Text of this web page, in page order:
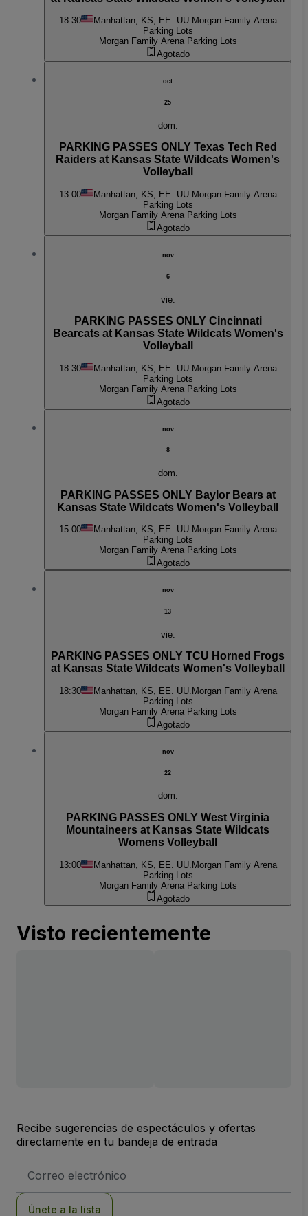
18:30 Manhattan, KS, EE. UU. Morgan Family Arena
Parking Lots
Morgan Family Arena Parking Lots
Agotado
oct
25
dom.
PARKING PASSES ONLY Texas Tech Red
Raiders at Kansas State Wildcats Women's
Volleyball
13:00 Manhattan, KS, EE. UU. Morgan Family Arena
Parking Lots
Morgan Family Arena Parking Lots
Agotado
nov
6
vie.
PARKING PASSES ONLY Cincinnati
Bearcats at Kansas State Wildcats Women's
Volleyball
18:30 Manhattan, KS, EE. UU. Morgan Family Arena
Parking Lots
Morgan Family Arena Parking Lots
Agotado
nov
8
dom.
PARKING PASSES ONLY Baylor Bears at
Kansas State Wildcats Women's Volleyball
15:00 Manhattan, KS, EE. UU. Morgan Family Arena
Parking Lots
Morgan Family Arena Parking Lots
Agotado
nov
13
vie.
PARKING PASSES ONLY TCU Horned Frogs
at Kansas State Wildcats Women's Volleyball
18:30 Manhattan, KS, EE. UU. Morgan Family Arena
Parking Lots
Morgan Family Arena Parking Lots
Agotado
nov
22
dom.
PARKING PASSES ONLY West Virginia
Mountaineers at Kansas State Wildcats
Womens Volleyball
13:00 Manhattan, KS, EE. UU. Morgan Family Arena
Parking Lots
Morgan Family Arena Parking Lots
Agotado
Visto recientemente
Recibe sugerencias de espectáculos y ofertas
directamente en tu bandeja de entrada
de
Únete a la lista